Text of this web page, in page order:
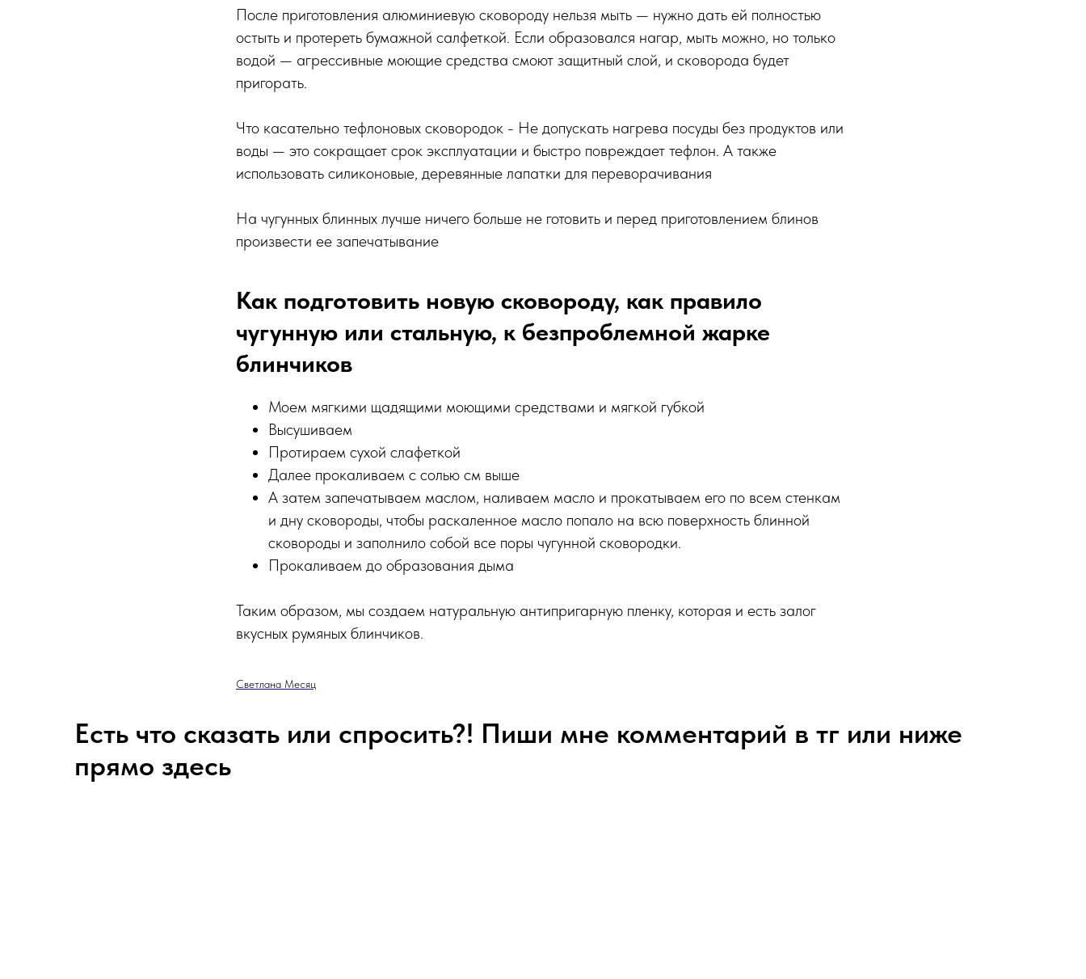
После приготовления алюминиевую сковороду нельзя мыть — нужно дать ей полностью
остыть и протереть бумажной салфеткой. Если образовался нагар, мыть можно, но только
водой — агрессивные моющие средства смоют защитный слой, и сковорода будет
пригорать.
Что касательно тефлоновых сковородок - Не допускать нагрева посуды без продуктов или
воды — это сокращает срок эксплуатации и быстро повреждает тефлон. А также
использовать силиконовые, деревянные лапатки для переворачивания
На чугунных блинных лучше ничего больше не готовить и перед приготовлением блинов
произвести ее запечатывание
Как подготовить новую сковороду, как правило
чугунную или стальную, к безпроблемной жарке
блинчиков
Моем мягкими щадящими моющими средствами и мягкой губкой
Высушиваем
Протираем сухой слафеткой
Далее прокаливаем с солью см выше
А затем запечатываем маслом, наливаем масло и прокатываем его по всем стенкам
и дну сковороды, чтобы раскаленное масло попало на всю поверхность блинной
сковороды и заполнило собой все поры чугунной сковородки.
Прокаливаем до образования дыма
Таким образом, мы создаем натуральную антипригарную пленку, которая и есть залог
вкусных румяных блинчиков.
Светлана Месяц
Есть что сказать или спросить?! Пиши мне комментарий в тг или ниже
прямо здесь